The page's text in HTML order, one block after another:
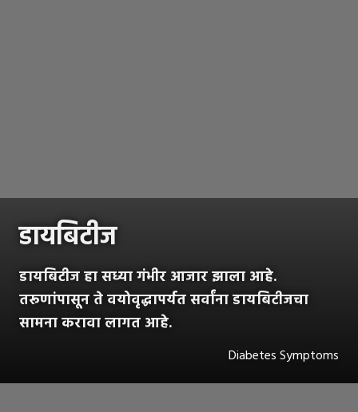
डायबिटीज
डायबिटीज हा सध्या गंभीर आजार झाला आहे.
तरूणांपासून ते वयोवृद्धापर्यत सर्वांना डायबिटीजचा
सामना करावा लागत आहे.
Diabetes Symptoms